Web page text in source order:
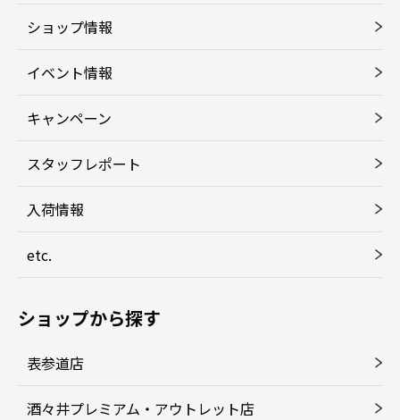
ショップ情報
イベント情報
キャンペーン
スタッフレポート
入荷情報
etc.
ショップから探す
表参道店
酒々井プレミアム・アウトレット店